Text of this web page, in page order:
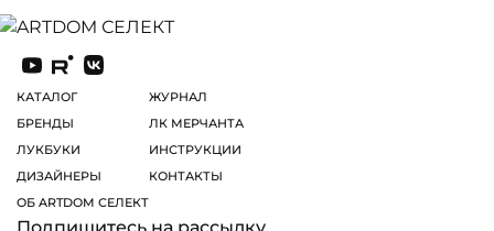
КАТАЛОГ
БРЕНДЫ
ЛУКБУКИ
ДИЗАЙНЕРЫ
ОБ ARTDOM СЕЛЕКТ
ЖУРНАЛ
ЛК МЕРЧАНТА
ИНСТРУКЦИИ
КОНТАКТЫ